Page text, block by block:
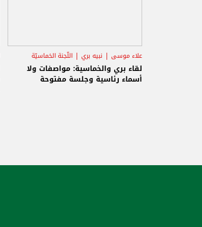
علاء موسى نبيه بري اللّجنة الخماسيّة
لقاء بري والخماسية: مواصفات ولا
أسماء رئاسية وجلسة مفتوحة